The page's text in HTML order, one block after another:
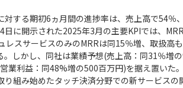
対する期初6ヵ月間の進捗率は、売上高で54％
に開示された2025年3月の主要KPIでは、
レスサービスのみのMRRは同15％増、取扱高
。しかし、同社は業績予想(売上高：同31％増
業利益：同48%増の500百万円)を据え置いた
組み始めたタッチ決済分野での新サービスの